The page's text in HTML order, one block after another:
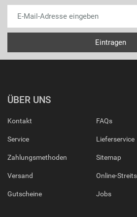
ÜBER UNS
Kontakt
Service
Zahlungsmethoden
Versand
Gutscheine
FAQs
Lieferservice
Sitemap
Online-
Jobs